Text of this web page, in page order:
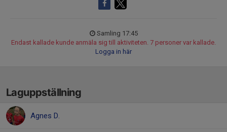
Samling 17:45
Endast kallade kunde anmäla sig till aktiviteten. 7 personer var kallade.
Logga in här
Laguppställning
Agnes D.